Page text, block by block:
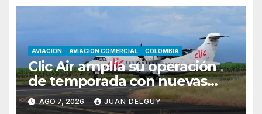
AVIACION AVIACION COMERCIAL COLOMBIA
Clic Air amplía su operación
de temporada con nuevas
rutas hacia Cartagena y Tolú
AGO 7, 2026 JUAN DELGUY